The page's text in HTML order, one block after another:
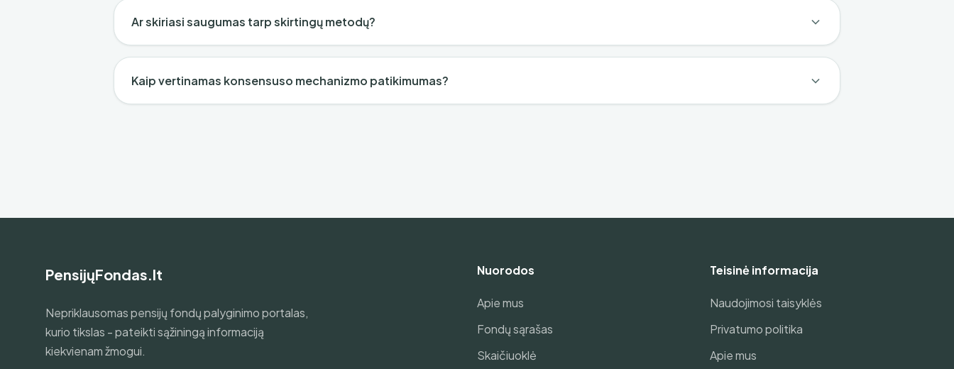
Ar skiriasi saugumas tarp skirtingų metodų?
Kaip vertinamas konsensuso mechanizmo patikimumas?
PensijųFondas.lt
Nepriklausomas pensijų fondų palyginimo portalas,
kurio tikslas - pateikti sąžiningą informaciją
kiekvienam žmogui.
Nuorodos
Apie mus
Fondų sąrašas
Skaičiuoklė
Teisinė informacija
Naudojimosi taisyklės
Privatumo politika
Apie mus